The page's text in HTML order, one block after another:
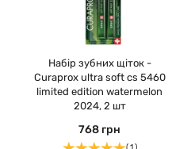
Набір зубних щіток -
Curaprox ultra soft cs 5460
limited edition watermelon
2024, 2 шт
768 грн
( 1 )